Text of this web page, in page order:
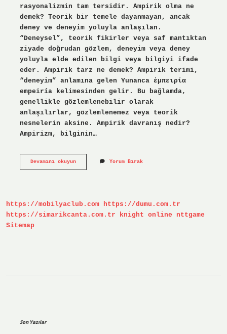
rasyonalizmin tam tersidir. Ampirik olma ne
demek? Teorik bir temele dayanmayan, ancak
deney ve deneyim yoluyla anlaşılan.
“Deneysel”, teorik fikirler veya saf mantıktan
ziyade doğrudan gözlem, deneyim veya deney
yoluyla elde edilen bilgi veya bilgiyi ifade
eder. Ampirik tarz ne demek? Ampirik terimi,
“deneyim” anlamına gelen Yunanca ἐμπειρία
empeiría kelimesinden gelir. Bu bağlamda,
genellikle gözlemlenebilir olarak
anlaşılırlar, gözlemlenemez veya teorik
nesnelerin aksine. Ampirik davranış nedir?
Ampirizm, bilginin…
Devamını okuyunAmpirik
Yorum Bırak
https://mobilyaclub.com https://dumu.com.tr
https://simarikcanta.com.tr
knight online
nttgame
Sitemap
Son Yazılar